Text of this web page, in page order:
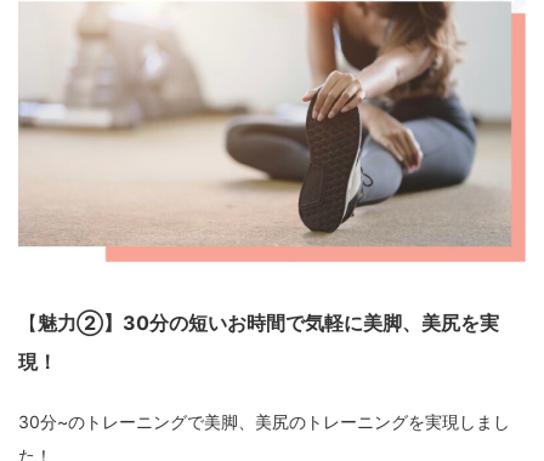
【魅力②】30分の短いお時間で気軽に美脚、美尻を実
現！
30分~のトレーニングで美脚、美尻のトレーニングを実現しまし
た！